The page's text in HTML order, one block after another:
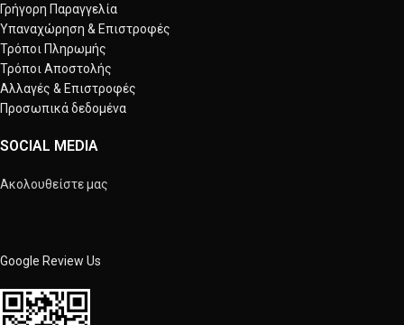
Γρήγορη Παραγγελία
Υπαναχώρηση & Επιστροφές
Τρόποι Πληρωμής
Τρόποι Αποστολής
Αλλαγές & Επιστροφές
Προσωπικά δεδομένα
SOCIAL MEDIA
Ακολουθείστε μας
Google Review Us